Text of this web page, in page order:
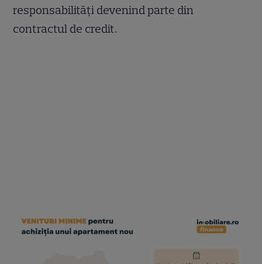
responsabilități devenind parte din
contractul de credit.